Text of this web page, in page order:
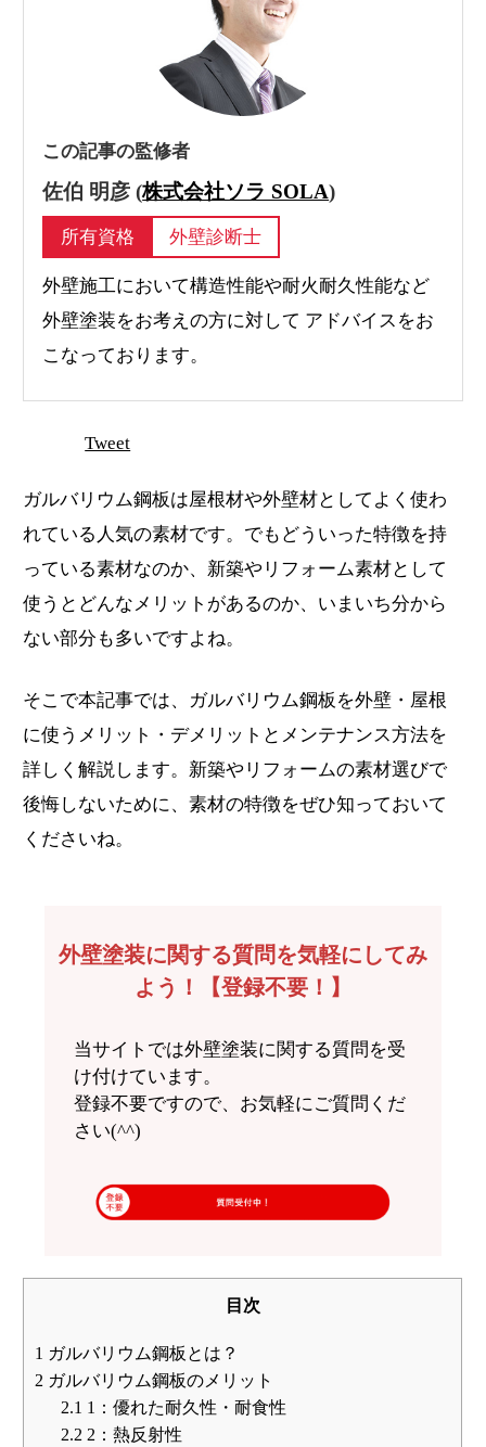
この記事の監修者
佐伯 明彦 (株式会社ソラ SOLA)
所有資格 外壁診断士
外壁施工において構造性能や耐火耐久性能など
外壁塗装をお考えの方に対して アドバイスをお
こなっております。
Tweet
ガルバリウム鋼板は屋根材や外壁材としてよく使わ
れている人気の素材です。でもどういった特徴を持
っている素材なのか、新築やリフォーム素材として
使うとどんなメリットがあるのか、いまいち分から
ない部分も多いですよね。
そこで本記事では、ガルバリウム鋼板を外壁・屋根
に使うメリット・デメリットとメンテナンス方法を
詳しく解説します。新築やリフォームの素材選びで
後悔しないために、素材の特徴をぜひ知っておいて
くださいね。
外壁塗装に関する質問を気軽にしてみ
よう！【登録不要！】
当サイトでは外壁塗装に関する質問を受
け付けています。
登録不要ですので、お気軽にご質問くだ
さい(^^)
目次
1 ガルバリウム鋼板とは？
2 ガルバリウム鋼板のメリット
2.1 1：優れた耐久性・耐食性
2.2 2：熱反射性